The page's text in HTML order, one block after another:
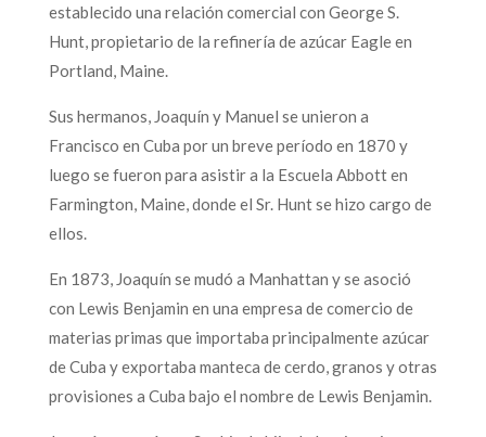
establecido una relación comercial con George S.
Hunt, propietario de la refinería de azúcar Eagle en
Portland, Maine.
Sus hermanos, Joaquín y Manuel se unieron a
Francisco en Cuba por un breve período en 1870 y
luego se fueron para asistir a la Escuela Abbott en
Farmington, Maine, donde el Sr. Hunt se hizo cargo de
ellos.
En 1873, Joaquín se mudó a Manhattan y se asoció
con Lewis Benjamin en una empresa de comercio de
materias primas que importaba principalmente azúcar
de Cuba y exportaba manteca de cerdo, granos y otras
provisiones a Cuba bajo el nombre de Lewis Benjamin.